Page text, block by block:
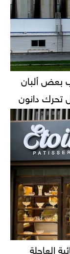
بعض ألبان
تحرك دانون
العاجلة